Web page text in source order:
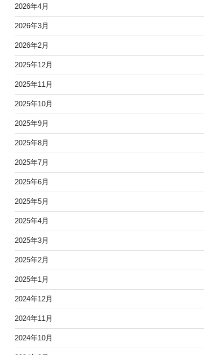
2026年4月
2026年3月
2026年2月
2025年12月
2025年11月
2025年10月
2025年9月
2025年8月
2025年7月
2025年6月
2025年5月
2025年4月
2025年3月
2025年2月
2025年1月
2024年12月
2024年11月
2024年10月